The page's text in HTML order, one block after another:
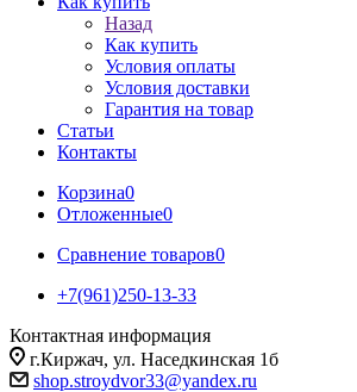
Назад
Как купить
Условия оплаты
Условия доставки
Гарантия на товар
Статьи
Контакты
Корзина0
Отложенные0
Сравнение товаров0
+7(961)250-13-33
Контактная информация
г.Киржач, ул. Наседкинская 1б
shop.stroydvor33@yandex.ru